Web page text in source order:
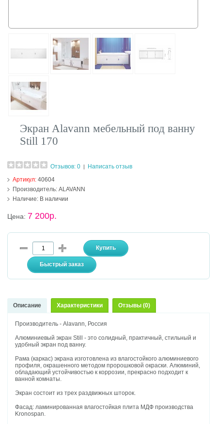
Экран Alavann мебельный под ванну
Still 170
Отзывов: 0
Написать отзыв
Артикул:40604
Производитель: ALAVANN
Наличие: В наличии
Цена: 7 200р.
Описание Характеристики Отзывы (0)
Производитель - Alavann, Россия
Алюминиевый экран Still - это солидный, практичный, стильный и
удобный экран под ванну.
Рама (каркас) экрана изготовлена из влагостойкого алюминиевого
профиля, окрашенного методом пророшковой окраски. Алюминий,
обладающий устойчивостью к коррозии, прекрасно подходит к
ванной комнаты.
Экран состоит из трех раздвижных шторок.
Фасад: ламинированная влагостойкая плита МДФ производства
Kronospan.